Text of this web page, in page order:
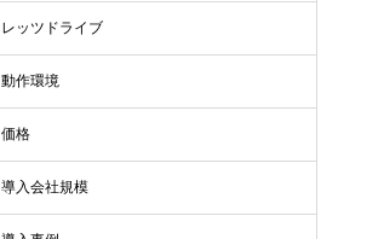
レッツドライブ
動作環境
価格
導入会社規模